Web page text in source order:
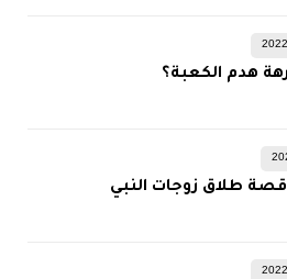
هدم الكعبة؟
طلاق زوجات النبي